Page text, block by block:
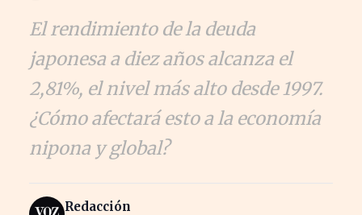
El rendimiento de la deuda
japonesa a diez años alcanza el
2,81%, el nivel más alto desde 1997.
¿Cómo afectará esto a la economía
nipona y global?
Redacción